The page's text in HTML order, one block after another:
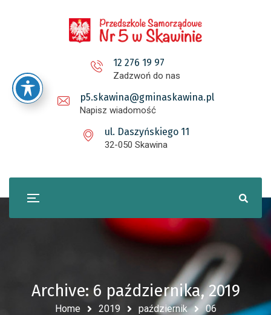
12 276 19 97
Zadzwoń do nas
p5.skawina@gminaskawina.pl
Napisz wiadomość
ul. Daszyńskiego 11
32-050 Skawina
Archive: 6 października, 2019
Home 2019 październik 06